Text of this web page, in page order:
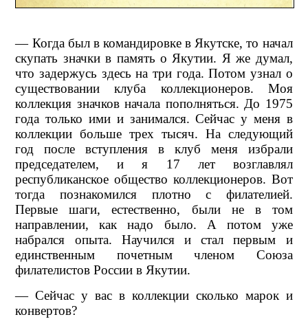
— Когда был в командировке в Якутске, то начал
скупать значки в память о Якутии. Я же думал,
что задержусь здесь на три года. Потом узнал о
существовании клуба коллекционеров. Моя
коллекция значков начала пополняться. До 1975
года только ими и занимался. Сейчас у меня в
коллекции больше трех тысяч. На следующий
год после вступления в клуб меня избрали
председателем, и я 17 лет возглавлял
республиканское общество коллекционеров. Вот
тогда познакомился плотно с филателией.
Первые шаги, естественно, были не в том
направлении, как надо было. А потом уже
набрался опыта. Научился и стал первым и
единственным почетным членом Союза
филателистов России в Якутии.
— Сейчас у вас в коллекции сколько марок и
конвертов?